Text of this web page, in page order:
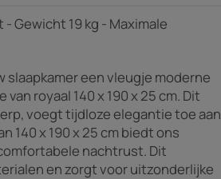
Gewicht 19 kg - Maximale
slaapkamer een vleugje moderne
royaal 140 x 190 x 25 cm. Dit
voegt tijdloze elegantie toe aan
140 x 190 x 25 cm biedt ons
nachtrust. Dit
en zorgt voor uitzonderlijke